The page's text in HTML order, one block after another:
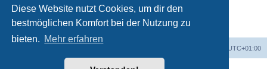
Diese Website nutzt Cookies, um dir den
bestmöglichen Komfort bei der Nutzung zu
bieten. Mehr erfahren
Du darfst
keine Antworten zu Themen in diesem Forum erstellen.
Du darfst deine Beiträge in diesem Forumnichtändern.
Du darfst deine Beiträge in diesem Forum nicht löschen.
keine
UTC+01:00